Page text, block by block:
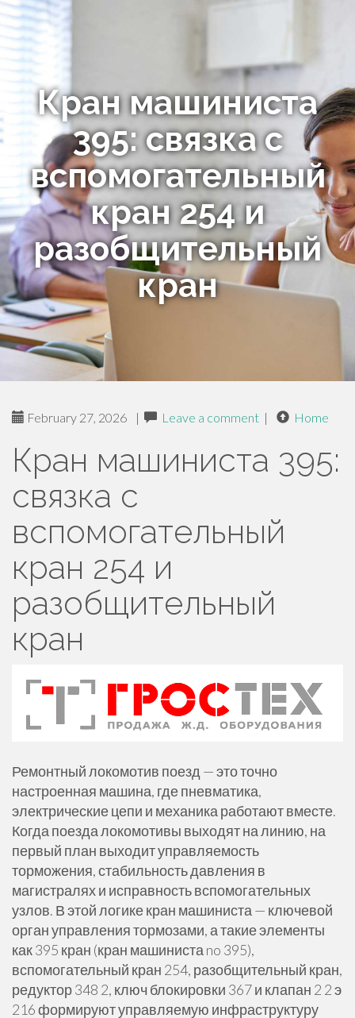
Кран машиниста
395: связка с
вспомогательный
кран 254 и
разобщительный
кран
February 27, 2026 | Leave a comment | Home
Кран машиниста 395:
связка с
вспомогательный
кран 254 и
разобщительный
кран
Ремонтный локомотив поезд — это точно
настроенная машина, где пневматика,
электрические цепи и механика работают вместе.
Когда поезда локомотивы выходят на линию, на
первый план выходит управляемость
торможения, стабильность давления в
магистралях и исправность вспомогательных
узлов. В этой логике кран машиниста — ключевой
орган управления тормозами, а такие элементы
как 395 кран (кран машиниста no 395),
вспомогательный кран 254, разобщительный кран,
редуктор 348 2, ключ блокировки 367 и клапан 2 2 э
216 формируют управляемую инфраструктуру